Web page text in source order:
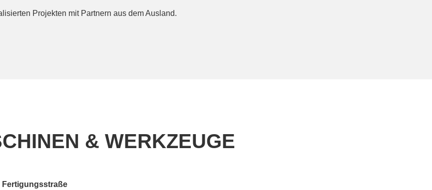
Projekten mit Partnern aus dem Ausland.
& WERKZEUGE
Fertigungsstraße